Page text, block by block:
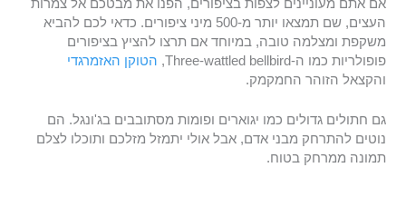
אם אתם מעוניינים לצפות בציפורים, הפנו את מבטכם אל צמרות
העצים, שם תמצאו יותר מ-500 מיני ציפורים. כדאי לכם להביא
משקפת ומצלמה טובה, במיוחד אם תרצו להציץ בציפורים
פופולריות כמו ה-Three-wattled bellbird,
הטוקן האזמרגדי
והקצאל הזוהר החמקמק.
גם חתולים גדולים כמו יגוארים ופומות מסתובבים בג'ונגל. הם
נוטים להתרחק מבני אדם, אבל אולי יתמזל מזלכם ותוכלו לצלם
תמונה ממרחק בטוח.